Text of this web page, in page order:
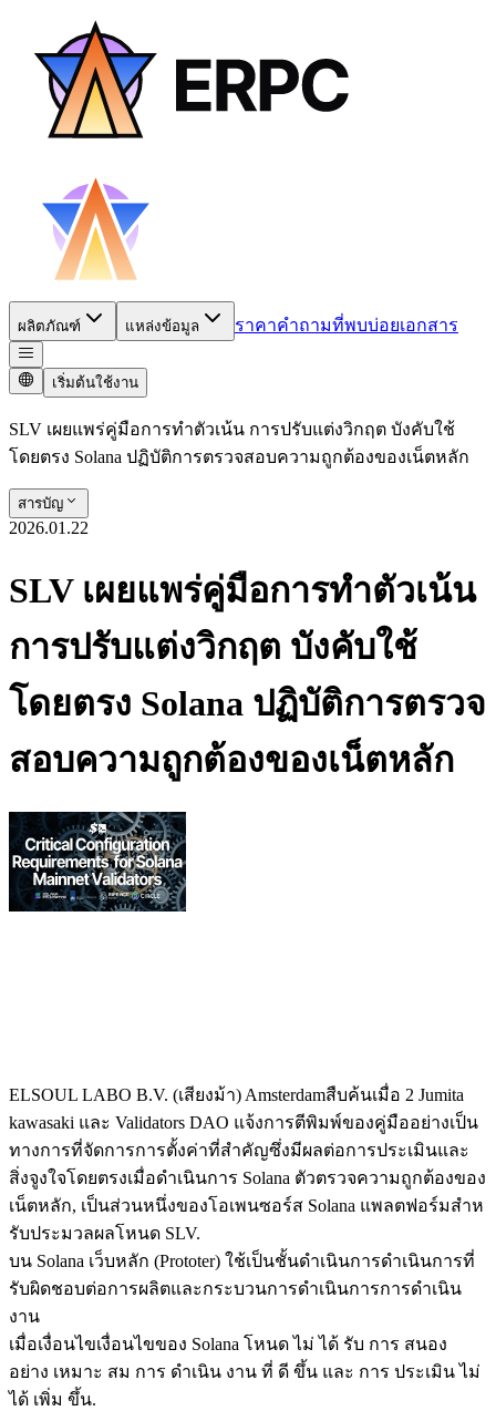
ผลิตภัณฑ์ แหล่งข้อมูล ราคาคำถามที่พบบ่อยเอกสาร
เริ่มต้นใช้งาน
SLV เผยแพร่คู่มือการทําตัวเน้น การปรับแต่งวิกฤต บังคับใช้
โดยตรง Solana ปฏิบัติการตรวจสอบความถูกต้องของเน็ตหลัก
สารบัญ
2026.01.22
SLV เผยแพร่คู่มือการทําตัวเน้น
การปรับแต่งวิกฤต บังคับใช้
โดยตรง Solana ปฏิบัติการตรวจ
สอบความถูกต้องของเน็ตหลัก
ELSOUL LABO B.V. (เสียงม้า) Amsterdamสืบค้นเมื่อ 2 Jumita
kawasaki และ Validators DAO แจ้งการตีพิมพ์ของคู่มืออย่างเป็น
ทางการที่จัดการการตั้งค่าที่สําคัญซึ่งมีผลต่อการประเมินและ
สิ่งจูงใจโดยตรงเมื่อดําเนินการ Solana ตัวตรวจความถูกต้องของ
เน็ตหลัก, เป็นส่วนหนึ่งของโอเพนซอร์ส Solana แพลตฟอร์มสําห
รับประมวลผลโหนด SLV.
บน Solana เว็บหลัก (Prototer) ใช้เป็นชั้นดําเนินการดําเนินการที่
รับผิดชอบต่อการผลิตและกระบวนการดําเนินการการดําเนิน
งาน
เมื่อเงื่อนไขเงื่อนไขของ Solana โหนด ไม่ ได้ รับ การ สนอง
อย่าง เหมาะ สม การ ดําเนิน งาน ที่ ดี ขึ้น และ การ ประเมิน ไม่
ได้ เพิ่ม ขึ้น.